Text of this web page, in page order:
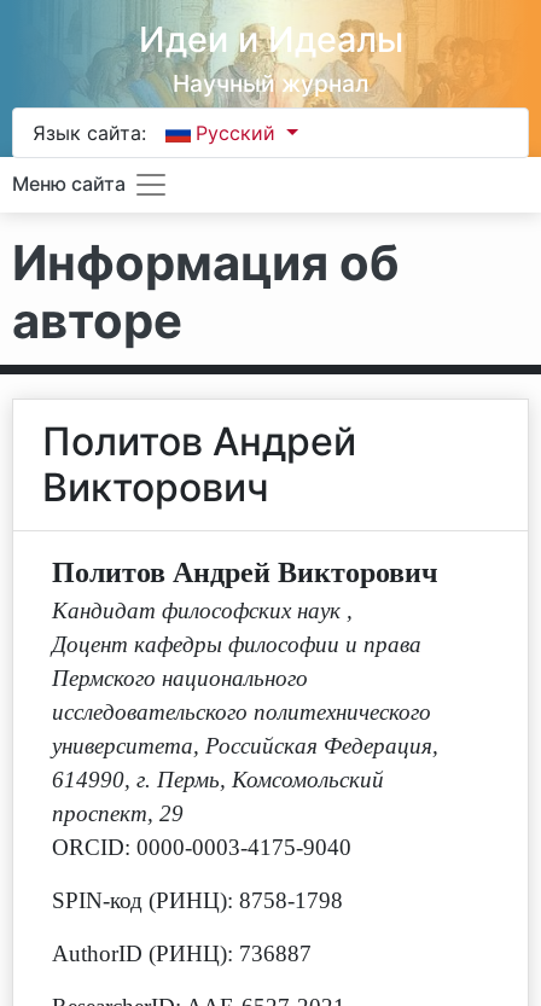
Идеи и Идеалы
Научный журнал
Язык сайта: Русский
Меню сайта
Информация об
авторе
Политов Андрей
Викторович
Политов Андрей Викторович
Кандидат философских наук ,
Доцент кафедры философии и права
Пермского национального
исследовательского политехнического
университета, Российская Федерация,
614990, г. Пермь, Комсомольский
проспект, 29
ORCID: 0000-0003-4175-9040
SPIN-код (РИНЦ): 8758-1798
AuthorID (РИНЦ): 736887